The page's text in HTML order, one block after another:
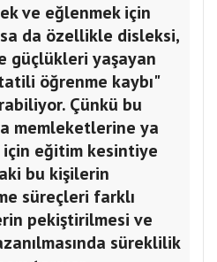
ve eğlenmek için
da özellikle disleksi,
güçlükleri yaşayan
öğrenme kaybı"
Çünkü bu
memleketlerine ya
eğitim kesintiye
bu kişilerin
süreçleri farklı
pekiştirilmesi ve
süreklilik